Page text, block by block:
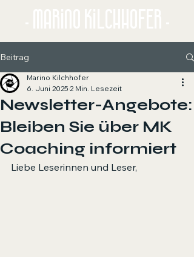
Beitrag
Newsletter-Angebote:
Bleiben Sie über MK
Coaching informiert
Marino Kilchhofer
6. Juni 2025 2 Min. Lesezeit
Liebe Leserinnen und Leser,